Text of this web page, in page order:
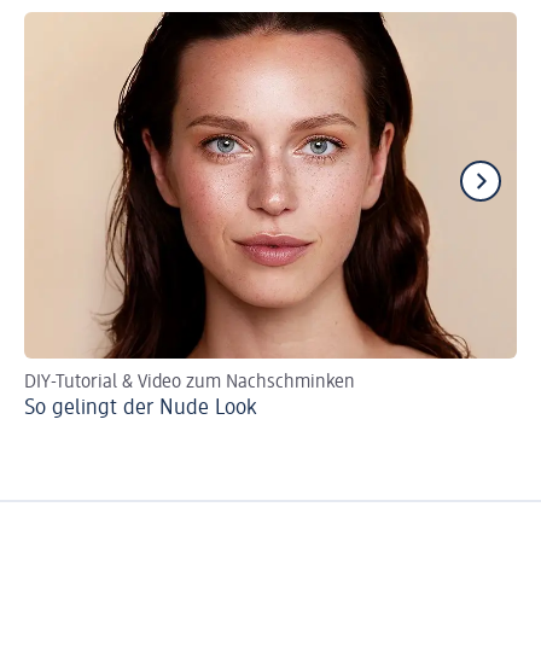
DIY-Tutorial & Video zum Nachschminken
So gelingt der Nude Look